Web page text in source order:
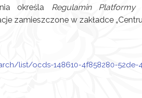
określa Regulamin Platformy
zamieszczone w zakładce
list/ocds-148610-4f858280-